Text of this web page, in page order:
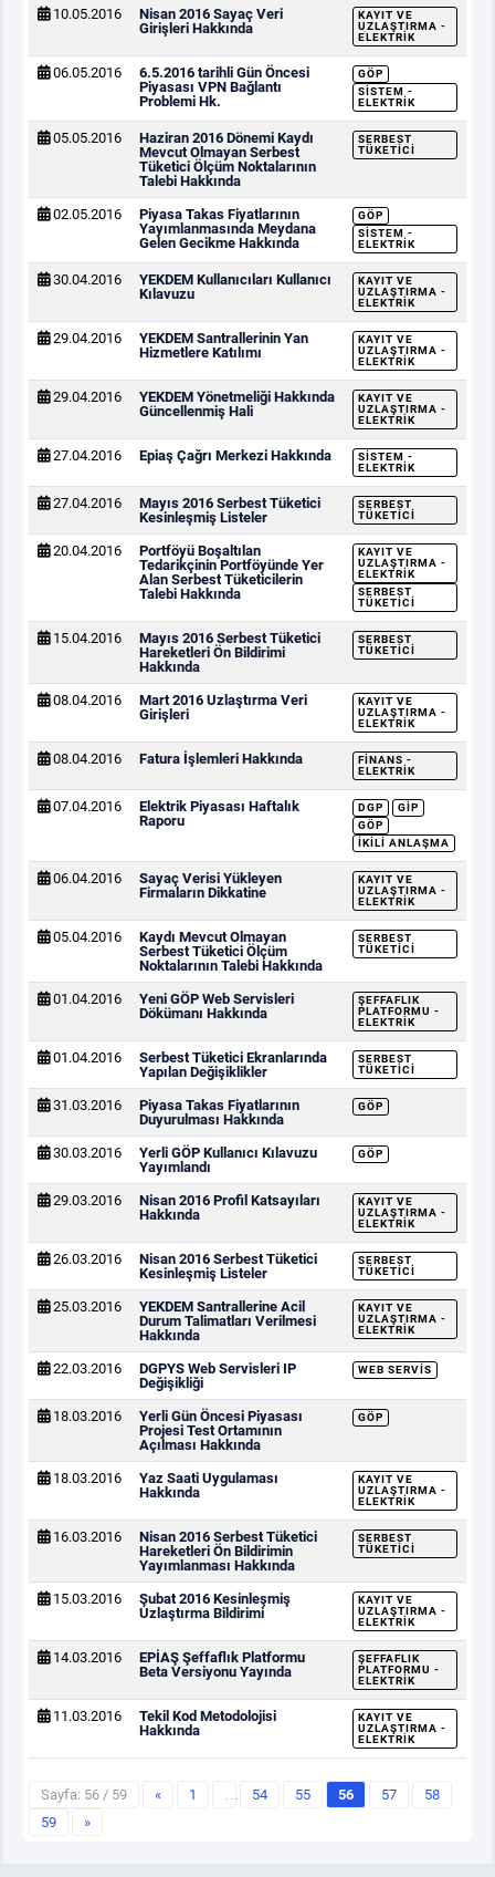
10.05.2016
Nisan 2016 Sayaç Veri
Girişleri Hakkında
KAYIT VE
UZLAŞTIRMA -
ELEKTRIK
06.05.2016
6.5.2016 tarihli Gün Öncesi
Piyasası VPN Bağlantı
Problemi Hk.
GÖP
SISTEM -
ELEKTRIK
05.05.2016
Haziran 2016 Dönemi Kaydı
Mevcut Olmayan Serbest
Tüketici Ölçüm Noktalarının
Talebi Hakkında
SERBEST
TÜKETICI
02.05.2016
Piyasa Takas Fiyatlarının
Yayımlanmasında Meydana
Gelen Gecikme Hakkında
GÖP
SISTEM -
ELEKTRIK
30.04.2016
YEKDEM Kullanıcıları Kullanıcı
Kılavuzu
KAYIT VE
UZLAŞTIRMA -
ELEKTRIK
29.04.2016
YEKDEM Santrallerinin Yan
Hizmetlere Katılımı
KAYIT VE
UZLAŞTIRMA -
ELEKTRIK
29.04.2016
YEKDEM Yönetmeliği Hakkında
Güncellenmiş Hali
KAYIT VE
UZLAŞTIRMA -
ELEKTRIK
27.04.2016 Epiaş Çağrı Merkezi Hakkında
SISTEM -
ELEKTRIK
27.04.2016
Mayıs 2016 Serbest Tüketici
Kesinleşmiş Listeler
SERBEST
TÜKETICI
20.04.2016
Portföyü Boşaltılan
Tedarikçinin Portföyünde Yer
Alan Serbest Tüketicilerin
Talebi Hakkında
KAYIT VE
UZLAŞTIRMA -
ELEKTRIK
SERBEST
TÜKETICI
15.04.2016
Mayıs 2016 Serbest Tüketici
Hareketleri Ön Bildirimi
Hakkında
SERBEST
TÜKETICI
08.04.2016
Mart 2016 Uzlaştırma Veri
Girişleri
KAYIT VE
UZLAŞTIRMA -
ELEKTRIK
08.04.2016 Fatura İşlemleri Hakkında
FINANS -
ELEKTRIK
07.04.2016
Elektrik Piyasası Haftalık
Raporu
DGP
GİP
GÖP
İKILI ANLAŞMA
06.04.2016
Sayaç Verisi Yükleyen
Firmaların Dikkatine
KAYIT VE
UZLAŞTIRMA -
ELEKTRIK
05.04.2016
Kaydı Mevcut Olmayan
Serbest Tüketici Ölçüm
Noktalarının Talebi Hakkında
SERBEST
TÜKETICI
01.04.2016
Yeni GÖP Web Servisleri
Dökümanı Hakkında
ŞEFFAFLIK
PLATFORMU -
ELEKTRIK
01.04.2016
Serbest Tüketici Ekranlarında
Yapılan Değişiklikler
SERBEST
TÜKETICI
31.03.2016
Piyasa Takas Fiyatlarının
Duyurulması Hakkında
GÖP
30.03.2016
Yerli GÖP Kullanıcı Kılavuzu
Yayımlandı
GÖP
29.03.2016
Nisan 2016 Profil Katsayıları
Hakkında
KAYIT VE
UZLAŞTIRMA -
ELEKTRIK
26.03.2016
Nisan 2016 Serbest Tüketici
Kesinleşmiş Listeler
SERBEST
TÜKETICI
25.03.2016
YEKDEM Santrallerine Acil
Durum Talimatları Verilmesi
Hakkında
KAYIT VE
UZLAŞTIRMA -
ELEKTRIK
22.03.2016
DGPYS Web Servisleri IP
Değişikliği
WEB SERVIS
18.03.2016
Yerli Gün Öncesi Piyasası
Projesi Test Ortamının
Açılması Hakkında
GÖP
18.03.2016
Yaz Saati Uygulaması
Hakkında
KAYIT VE
UZLAŞTIRMA -
ELEKTRIK
16.03.2016
Nisan 2016 Serbest Tüketici
Hareketleri Ön Bildirimin
Yayımlanması Hakkında
SERBEST
TÜKETICI
15.03.2016
Şubat 2016 Kesinleşmiş
Uzlaştırma Bildirimi
KAYIT VE
UZLAŞTIRMA -
ELEKTRIK
14.03.2016
EPİAŞ Şeffaflık Platformu
Beta Versiyonu Yayında
ŞEFFAFLIK
PLATFORMU -
ELEKTRIK
11.03.2016
Tekil Kod Metodolojisi
Hakkında
KAYIT VE
UZLAŞTIRMA -
ELEKTRIK
Sayfa: 56 / 59 « 1 … 54 55 56 57
58
59
»